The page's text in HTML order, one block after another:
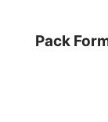
Pack